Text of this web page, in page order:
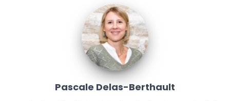
Pascale Delas-Berthault